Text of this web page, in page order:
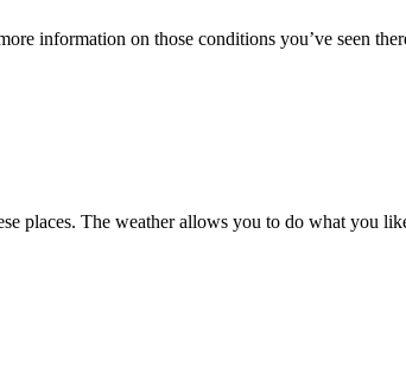
information on those conditions you’ve seen
places. The weather allows you to do what you